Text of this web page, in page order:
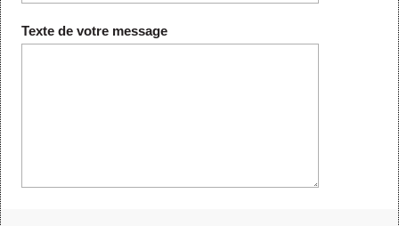
Texte de votre message